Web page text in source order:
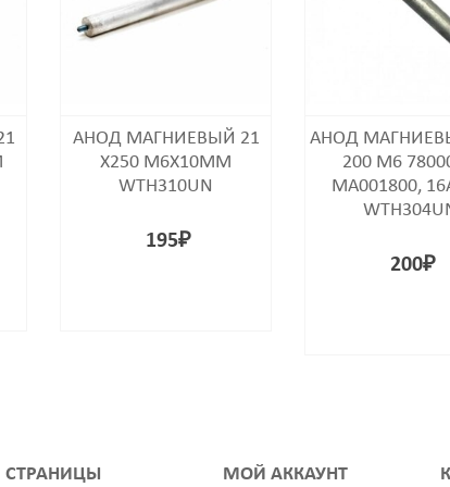
АНОД МАГНИЕВЫЙ 21
Х250 M6X10MM
WTH310UN
195₽
АНОД
200 M6
MA001800,
200₽
СТРАНИЦЫ МОЙ АККАУНТ